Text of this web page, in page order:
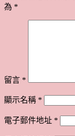
為 *
留言 *
顯示名稱 *
電子郵件地址 *